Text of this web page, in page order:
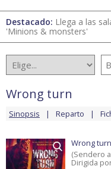
Destacado: Llega a las
'Minions & monsters'
Wrong turn
Sinopsis Reparto
Wrong turn
(Sendero
Dirigida